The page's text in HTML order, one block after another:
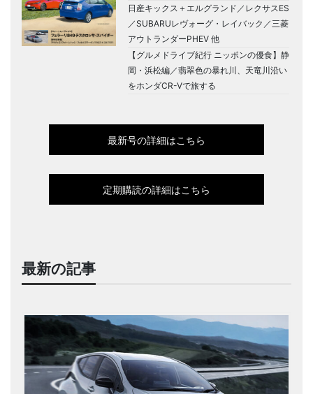
日産キックス＋エルグランド／レクサスES
／SUBARUレヴォーグ・レイバック／三菱
アウトランダーPHEV 他
【グルメドライブ紀行 ニッポンの優食】静
岡・浜松編／翡翠色の暴れ川、天竜川沿い
をホンダCR-Vで旅する
最新号の詳細はこちら
定期購読の詳細はこちら
最新の記事